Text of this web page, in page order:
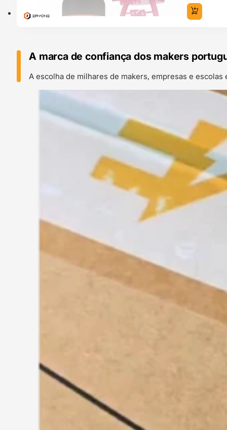
A marca de confiança dos makers
A escolha de milhares de makers, empresas e escolas